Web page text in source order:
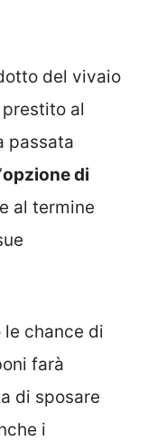
del vivaio
al
passata
opzione di
al termine
chance di
farà
di sposare
i